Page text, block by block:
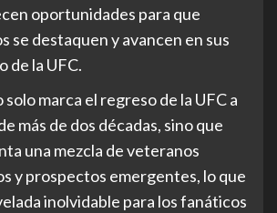
oportunidades para que
se destaquen y avancen en sus
de la UFC.
marca el regreso de la UFC a
más de dos décadas, sino que
una mezcla de veteranos
y prospectos emergentes, lo que
inolvidable para los fanáticos